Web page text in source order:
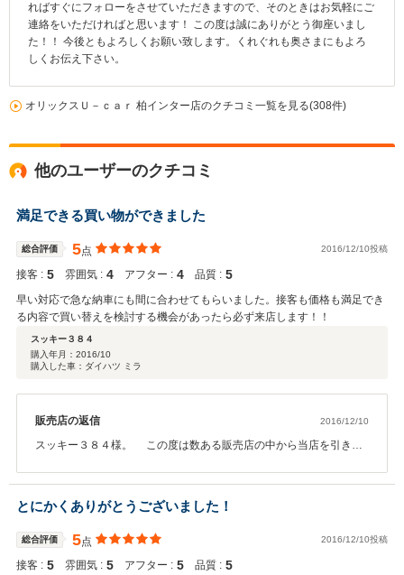
ればすぐにフォローをさせていただきますので、そのときはお気軽にご
連絡をいただければと思います！ この度は誠にありがとう御座いまし
た！！ 今後ともよろしくお願い致します。くれぐれも奥さまにもよろ
しくお伝え下さい。
オリックスＵ－ｃａｒ 柏インター店のクチコミ一覧を見る(308件)
他のユーザーのクチコミ
満足できる買い物ができました
総合評価 5点 2016/12/10投稿
接客 : 5 雰囲気 : 4 アフター : 4 品質 : 5
早い対応で急な納車にも間に合わせてもらいました。接客も価格も満足でき
る内容で買い替えを検討する機会があったら必ず来店します！！
スッキー３８４
購入年月： 2016/10
購入した車：ダイハツ ミラ
販売店の返信 2016/12/10
スッキー３８４様。 この度は数ある販売店の中から当店を引き合
松です。急遽必要になられたとのことでお急ぎとの事でしたので何
とか1週間で納車させていただきました。お客様が書類やお振込みを
すぐにして頂けましたので可能となりました。そして 非常に高い評
価をしていただきありがとうございます！！ ミラは使い勝手も良く
お客様にぴったりな1台です！気持ちよく乗って頂きたいのでピカピ
とにかくありがとうございました！
総合評価 5点 2016/12/10投稿
接客 : 5 雰囲気 : 5 アフター : 5 品質 : 5